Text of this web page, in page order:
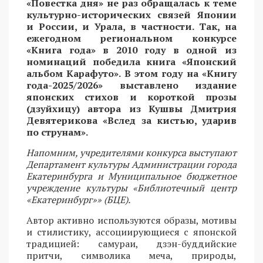
«Повестка дня» не раз обращалась к теме
культурно-исторических связей Японии
и России, и Урала, в частности. Так, на
ежегодном региональном конкурсе
«Книга года» в 2010 году в одной из
номинаций победила книга «Японский
альбом Карафуто». В этом году на «Книгу
года-2025/2026» выставлено издание
японских стихов и короткой прозы
(дзуйхицу) автора из Кушвы Дмитрия
Девятерикова «Вслед за кистью, ударив
по струнам».
Напомним, учредителями конкурса выступают
Департамент культуры Администрации города
Екатеринбурга и Муниципальное бюджетное
учреждение культуры «Библиотечный центр
«Екатеринбург»» (БЦЕ).
Автор активно используются образы, мотивы
и стилистику, ассоциирующиеся с японской
традицией: самураи, дзэн-буддийские
притчи, символика меча, природы,